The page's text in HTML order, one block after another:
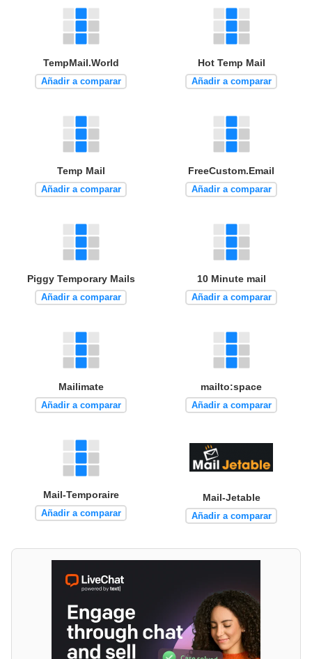
TempMail.World
Añadir a comparar
Hot Temp Mail
Añadir a comparar
Temp Mail
Añadir a comparar
FreeCustom.Email
Añadir a comparar
Piggy Temporary Mails
Añadir a comparar
10 Minute mail
Añadir a comparar
Mailimate
Añadir a comparar
mailto:space
Añadir a comparar
Mail-Temporaire
Añadir a comparar
Mail-Jetable
Añadir a comparar